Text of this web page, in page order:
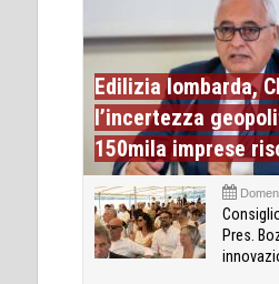
Edilizia lombarda,
l’incertezza
150mila imprese
Pres.